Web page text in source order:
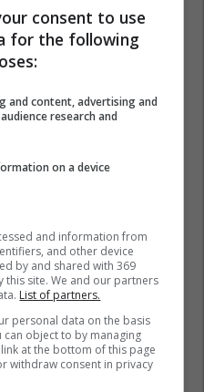
consent to use
for the following
and content, advertising and
research and
on a device
and information from
and other device
by and shared with 369
this site. We and our partners
List of partners.
personal data on the basis
object to by managing
at the bottom of this page
withdraw consent in privacy